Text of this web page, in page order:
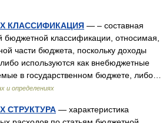
КЛАССИФИКАЦИЯ — – составная
бюджетной классификации, относимая,
части бюджета, поскольку доходы
используются как внебюджетные
в государственном бюджете, либо…
и определениях
СТРУКТУРА — характеристика